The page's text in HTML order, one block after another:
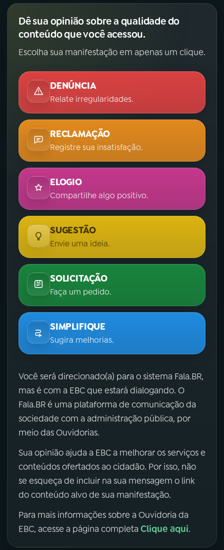
Dê sua opinião sobre a qualidade do
conteúdo que você acessou.
Escolha sua manifestação em apenas um clique.
DENÚNCIA
Relate irregularidades.
RECLAMAÇÃO
Registre sua insatisfação.
ELOGIO
Compartilhe algo positivo.
SUGESTÃO
Envie uma ideia.
SOLICITAÇÃO
Faça um pedido.
SIMPLIFIQUE
Sugira melhorias.
Você será direcionado(a) para o sistema Fala.BR,
mas é com a EBC que estará dialogando. O
Fala.BR é uma plataforma de comunicação da
sociedade com a administração pública, por
meio das Ouvidorias.
Sua opinião ajuda a EBC a melhorar os serviços e
conteúdos ofertados ao cidadão. Por isso, não
se esqueça de incluir na sua mensagem o link
do conteúdo alvo de sua manifestação.
Para mais informações sobre a Ouvidoria da
EBC, acesse a página completa Clique aqui.